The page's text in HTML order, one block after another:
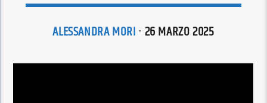
ALESSANDRA MORI· 26 MARZO 2025